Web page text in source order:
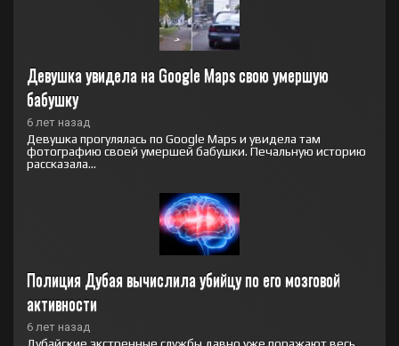
Девушка увидела на Google Maps свою умершую
бабушку
6 лет назад
Девушка прогулялась по Google Maps и увидела там
фотографию своей умершей бабушки. Печальную историю
рассказала...
Полиция Дубая вычислила убийцу по его мозговой
активности
6 лет назад